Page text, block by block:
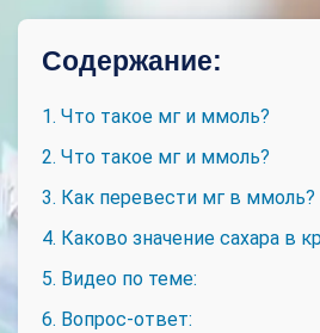
Содержание:
1. Что такое мг и ммоль?
2. Что такое мг и ммоль?
3. Как перевести мг в ммоль?
4. Каково значение сахара в
5. Видео по теме:
6. Вопрос-ответ: